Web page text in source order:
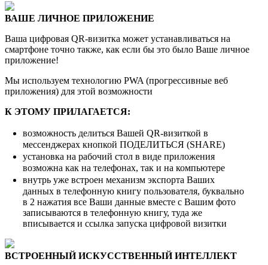
ВАШЕ ЛИЧНОЕ ПРИЛОЖЕНИЕ
Ваша цифровая QR-визитка может устанавливаться на
смартфоне точно также, как если бы это было Ваше личное
приложение!
Мы используем технологию PWA (прогрессивные веб
приложения) для этой возможности
К ЭТОМУ ПРИЛАГАЕТСЯ:
возможность делиться Вашей QR-визиткой в
мессенджерах кнопкой ПОДЕЛИТЬСЯ (SHARE)
установка на рабочий стол в виде приложения
возможна как на телефонах, так и на компьютере
внутрь уже встроен механизм экспорта Ваших
данных в телефонную книгу пользователя, буквально
в 2 нажатия все Ваши данные вместе с Вашим фото
записываются в телефонную книгу, туда же
вписывается и ссылка запуска цифровой визитки
ВСТРОЕННЫЙ ИСКУССТВЕННЫЙ ИНТЕЛЛЕКТ